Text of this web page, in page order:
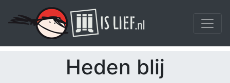
Heden blij